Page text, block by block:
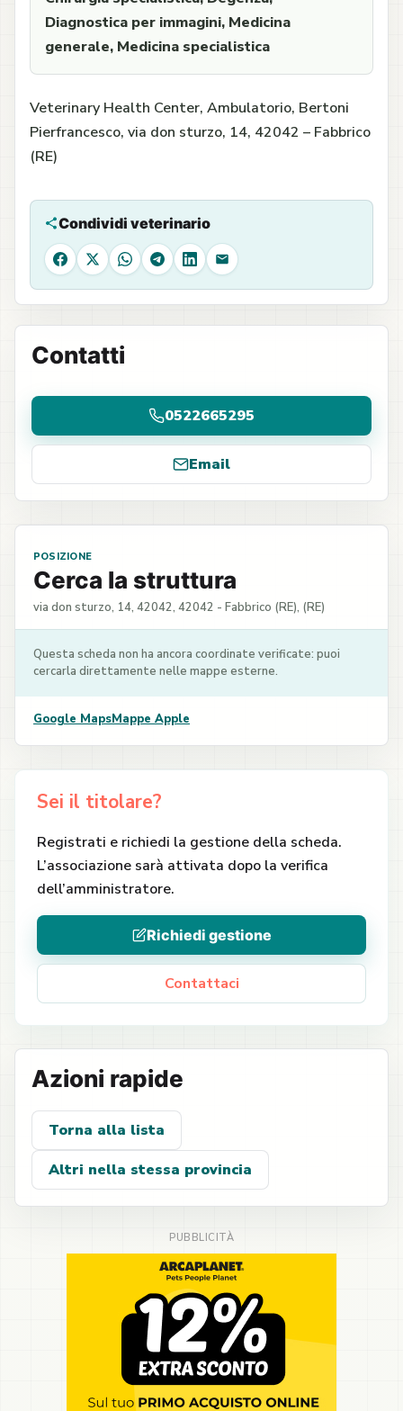
Diagnostica per immagini, Medicina
generale, Medicina specialistica
Veterinary Health Center, Ambulatorio, Bertoni
Pierfrancesco, via don sturzo, 14, 42042 – Fabbrico
(RE)
Condividi veterinario
Facebook
X WhatsAppTelegram
LinkedIn
Email
Contatti
0522665295
Email
POSIZIONE
Cerca la struttura
via don sturzo, 14, 42042, 42042 - Fabbrico (RE), (RE)
Questa scheda non ha ancora coordinate verificate: puoi
cercarla direttamente nelle mappe esterne.
Google MapsMappe Apple
Sei il titolare?
Registrati e richiedi la gestione della scheda.
L’associazione sarà attivata dopo la verifica
dell’amministratore.
Richiedi gestione
Contattaci
Azioni rapide
Torna alla lista
Altri nella stessa provincia